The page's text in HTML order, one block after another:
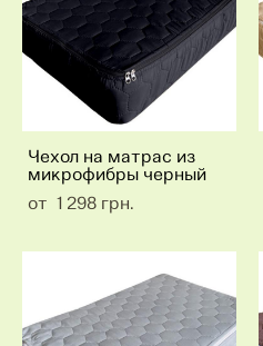
Чехол на матрас из
микрофибры черный
от 1 298 грн.